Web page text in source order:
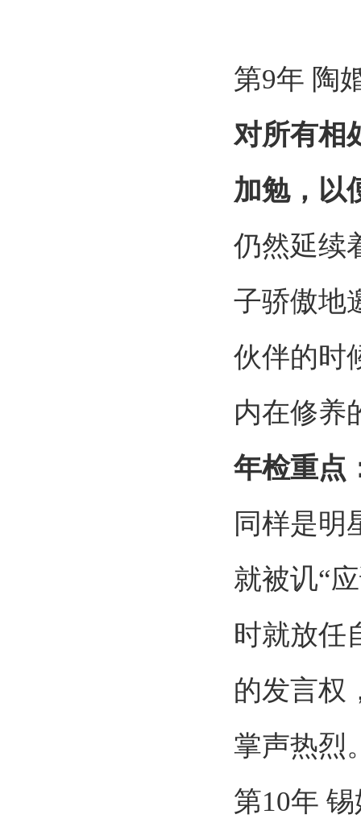
第9年 陶
对所有相
加勉，以
仍然延续
子骄傲地
伙伴的时
内在修养
年检重点
同样是明
就被讥“
时就放任
的发言权
掌声热烈
第10年 锡